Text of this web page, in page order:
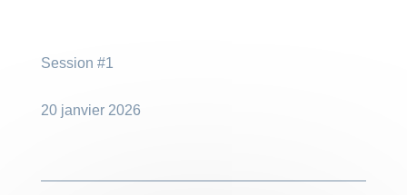
Session #1
20 janvier 2026